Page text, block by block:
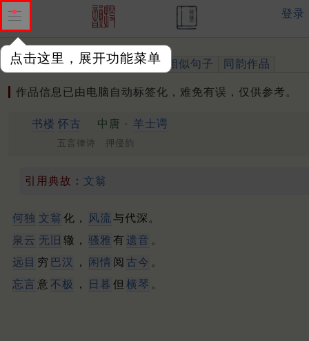
点击这里，展开功能菜单
登录
作品 标注四声 出处、引用 相似句子 同韵作品
作品信息已由电脑自动标签化，难免有误，仅供参考。
书楼 怀古 中唐 · 羊士谔
五言律诗 押侵韵
引用典故： 文翁
何独 文翁 化， 风流 与代深。
泉云 无旧 辙， 骚雅 有 遗音 。
远目 穷 巴汉 ， 闲情 阅 古今 。
忘言 意 不极 ， 日暮 但 横琴 。